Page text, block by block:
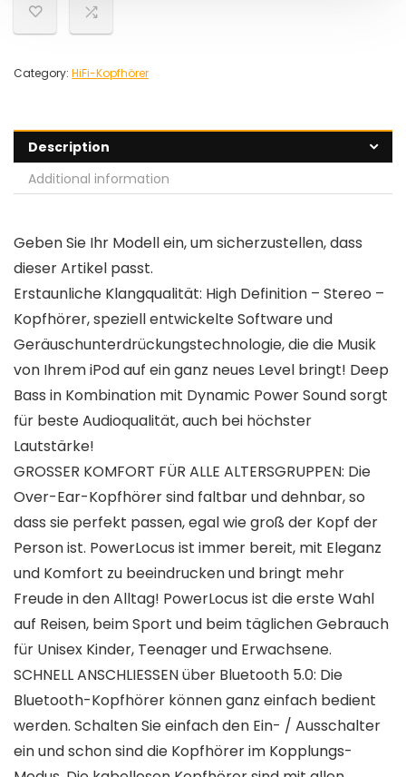
Category: HiFi-Kopfhörer
Description
Additional information
Geben Sie Ihr Modell ein, um sicherzustellen, dass
dieser Artikel passt.
Erstaunliche Klangqualität: High Definition – Stereo –
Kopfhörer, speziell entwickelte Software und
Geräuschunterdrückungstechnologie, die die Musik
von Ihrem iPod auf ein ganz neues Level bringt! Deep
Bass in Kombination mit Dynamic Power Sound sorgt
für beste Audioqualität, auch bei höchster
Lautstärke!
GROSSER KOMFORT FÜR ALLE ALTERSGRUPPEN: Die
Over-Ear-Kopfhörer sind faltbar und dehnbar, so
dass sie perfekt passen, egal wie groß der Kopf der
Person ist. PowerLocus ist immer bereit, mit Eleganz
und Komfort zu beeindrucken und bringt mehr
Freude in den Alltag! PowerLocus ist die erste Wahl
auf Reisen, beim Sport und beim täglichen Gebrauch
für Unisex Kinder, Teenager und Erwachsene.
SCHNELL ANSCHLIESSEN über Bluetooth 5.0: Die
Bluetooth-Kopfhörer können ganz einfach bedient
werden. Schalten Sie einfach den Ein- / Ausschalter
ein und schon sind die Kopfhörer im Kopplungs-